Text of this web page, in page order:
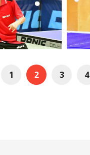
1 2 3 4